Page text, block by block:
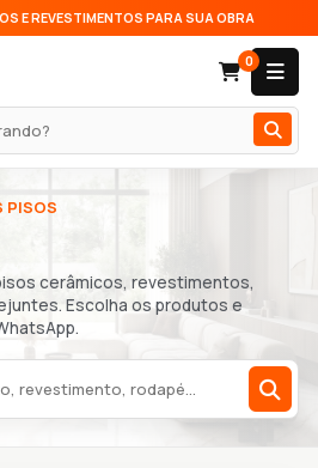
E REVESTIMENTOS PARA SUA OBRA
0
PISOS
cerâmicos, revestimentos,
Escolha os produtos e